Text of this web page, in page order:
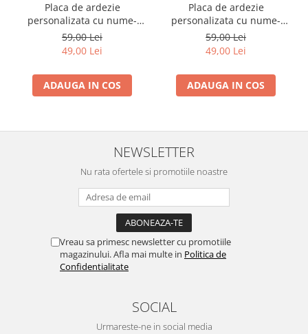
Placa de ardezie
personalizata cu nume-
Maria
59,00 Lei
49,00 Lei
ADAUGA IN COS
Placa de ardezie
personalizata cu nume-
Mihaela
59,00 Lei
49,00 Lei
ADAUGA IN COS
NEWSLETTER
Nu rata ofertele si promotiile noastre
Vreau sa primesc newsletter cu promotiile
magazinului. Afla mai multe in Politica de
Confidentialitate
SOCIAL
Urmareste-ne in social media